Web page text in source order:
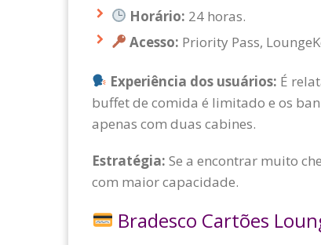
Horário: 24 horas.
Acesso: Priority Pass,
Experiência dos usuários: É
buffet de comida é limitado e os
apenas com duas cabines.
Estratégia: Se a encontrar muito
com maior capacidade.
Bradesco Cartões